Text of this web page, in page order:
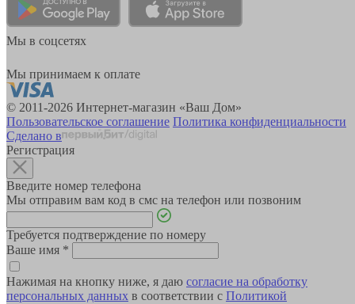
Мы в соцсетях
Мы принимаем к оплате
© 2011-2026 Интернет-магазин «Ваш Дом»
Пользовательское соглашение Политика конфиденциальности
Сделано в
Регистрация
Введите номер телефона
Мы отправим вам код в смс на телефон или позвоним
Требуется подтверждение по номеру
Ваше имя *
Нажимая на кнопку ниже, я даю согласие на обработку
персональных данных в соответствии с Политикой